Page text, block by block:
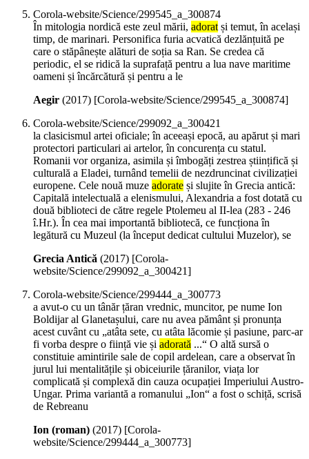
Corola-website/Science/299545_a_300874
În mitologia nordică este zeul mării, adoratși temut, în același
timp, de marinari. Personifica furia acvatică dezlănțuită pe
care o stăpânește alături de soția sa Ran. Se credea că
periodic, el se ridică la suprafață pentru a lua nave maritime
oameni și încărcătură și pentru a le
Aegir (2017) [Corola-website/Science/299545_a_300874]
Corola-website/Science/299092_a_300421
la clasicismul artei oficiale; în aceeași epocă, au apărut și mari
protectori particulari ai artelor, în concurența cu statul.
Romanii vor organiza, asimila și îmbogăți zestrea științifică și
culturală a Eladei, turnând temelii de nezdruncinat civilizației
europene. Cele nouă muze adorate și slujite în Grecia antică:
Capitală intelectuală a elenismului, Alexandria a fost dotată cu
două biblioteci de către regele Ptolemeu al II-lea (283 - 246
î.Hr.). În cea mai importantă bibliotecă, ce funcționa în
legătură cu Muzeul (la început dedicat cultului Muzelor), se
Grecia Antică (2017) [Corola-
website/Science/299092_a_300421]
Corola-website/Science/299444_a_300773
a avut-o cu un tânăr țăran vrednic, muncitor, pe nume Ion
Boldijar al Glanetașului, care nu avea pământ și pronunța
acest cuvânt cu „atâta sete, cu atâta lăcomie și pasiune, parc-ar
fi vorba despre o ființă vie și adorată ...“ O altă sursă o
constituie amintirile sale de copil ardelean, care a observat în
jurul lui mentalitățile și obiceiurile țăranilor, viața lor
complicată și complexă din cauza ocupației Imperiului Austro-
Ungar. Prima variantă a romanului „Ion“ a fost o schiță, scrisă
de Rebreanu
Ion (roman) (2017) [Corola-
website/Science/299444_a_300773]